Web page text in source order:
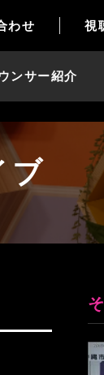
わせ 視
ンサー紹介
ブ